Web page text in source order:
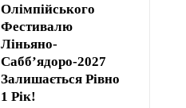
Олімпійського
Фестивалю
Ліньяно-
Сабб’ядоро-2027
Залишається Рівно
1 Рік!